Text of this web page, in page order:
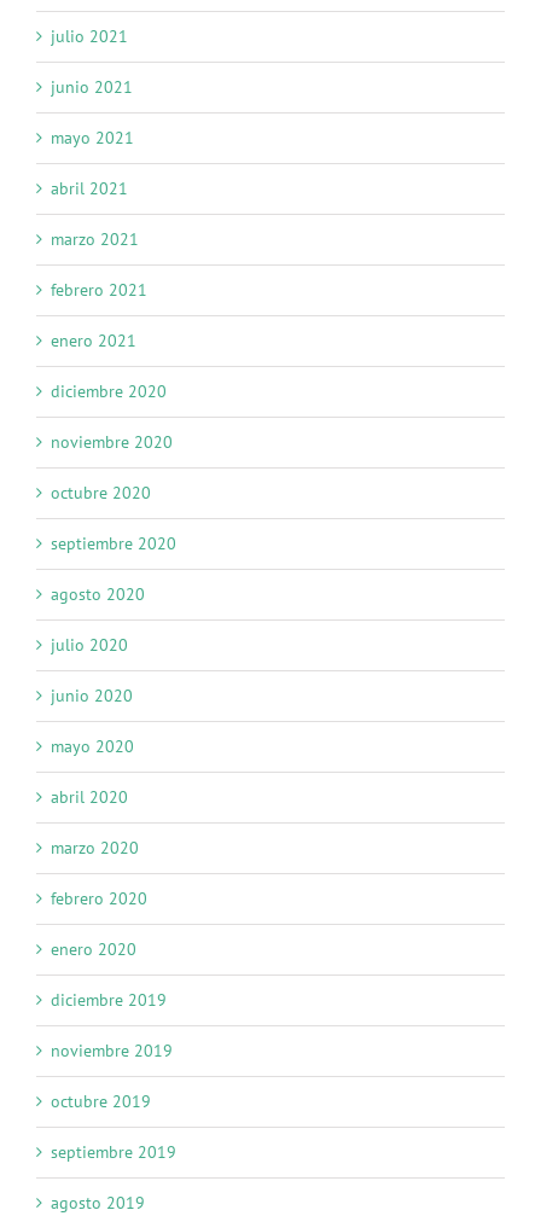
julio 2021
junio 2021
mayo 2021
abril 2021
marzo 2021
febrero 2021
enero 2021
diciembre 2020
noviembre 2020
octubre 2020
septiembre 2020
agosto 2020
julio 2020
junio 2020
mayo 2020
abril 2020
marzo 2020
febrero 2020
enero 2020
diciembre 2019
noviembre 2019
octubre 2019
septiembre 2019
agosto 2019